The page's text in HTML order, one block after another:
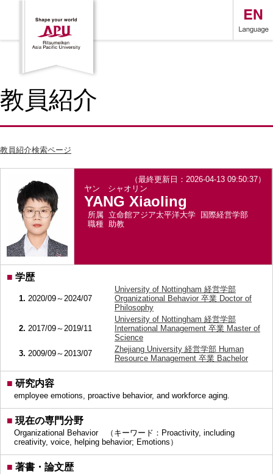
教員紹介
教員紹介検索ページ
（最終更新日：2026-04-13 09:50:37）
ヤン シャオリン
YANG Xiaoling
所属 立命館アジア太平洋大学 国際経営学部
職種 助教
■ 学歴
1. 2020/09～2024/07
University of Nottingham 経営学部
Organizational Behavior 卒業 Doctor of
Philosophy
2. 2017/09～2019/11
University of Nottingham 経営学部
International Management 卒業 Master of
Science
3. 2009/09～2013/07
Zhejiang University 経営学部 Human
Resource Management 卒業 Bachelor
■ 研究内容
employee emotions, proactive behavior, and workforce aging.
■ 現在の専門分野
Organizational Behavior （キーワード：Proactivity, including
creativity, voice, helping behavior; Emotions）
■ 著書・論文歴